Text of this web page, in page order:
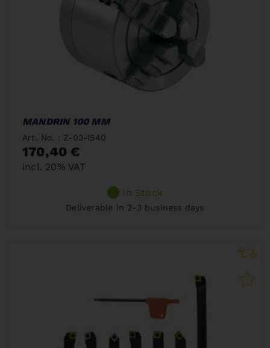
MANDRIN 100 MM
Art. No. : Z-03-1540
170,40 €
incl. 20% VAT
In Stock
Deliverable in 2-3 business days